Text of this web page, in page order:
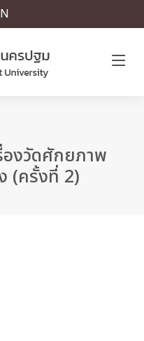
องวัดศักยภาพ
(ครั้งที่ 2)